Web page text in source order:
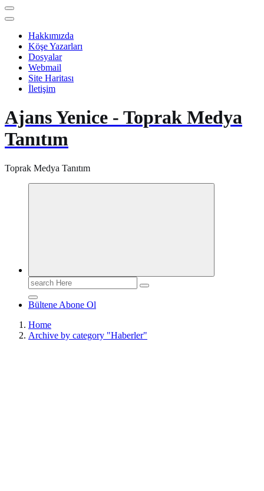
Hakkımızda
Köşe Yazarları
Dosyalar
Webmail
Site Haritası
İletişim
Ajans Yenice - Toprak Medya
Tanıtım
Toprak Medya Tanıtım
Search
for:
Bültene Abone Ol
Home
Archive by category "Haberler"